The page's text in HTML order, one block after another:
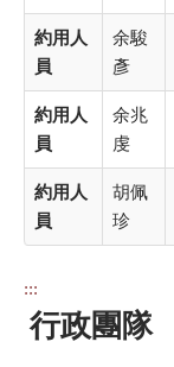
約用人
員
余駿
彥
約用人
員
余兆
虔
約用人
員
胡佩
珍
:::
行政團隊